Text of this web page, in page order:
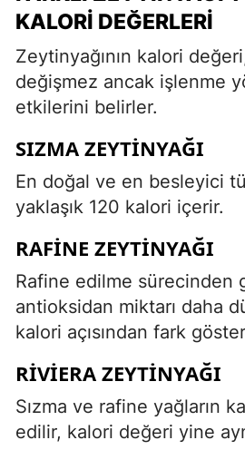
KALORI DEĞERLERI
Zeytinyağının kalori
değişmez ancak işlenme
etkilerini belirler.
SIZMA ZEYTINYAĞI
En doğal ve en besleyici
yaklaşık 120 kalori içerir.
RAFINE ZEYTINYAĞI
Rafine edilme sürecinden
antioksidan miktarı daha
kalori açısından fark
RIVIERA ZEYTINYAĞI
Sızma ve rafine yağların
edilir, kalori değeri yine